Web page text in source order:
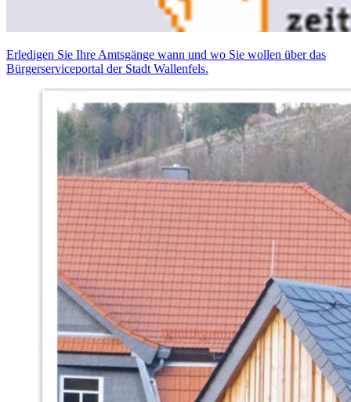
Erledigen Sie Ihre Amtsgänge wann und wo Sie wollen über das
Bürgerserviceportal der Stadt Wallenfels.